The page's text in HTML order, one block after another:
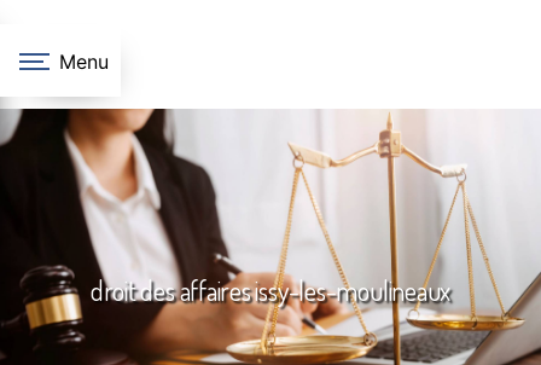
Menu
droit des affaires issy-les-moulineaux